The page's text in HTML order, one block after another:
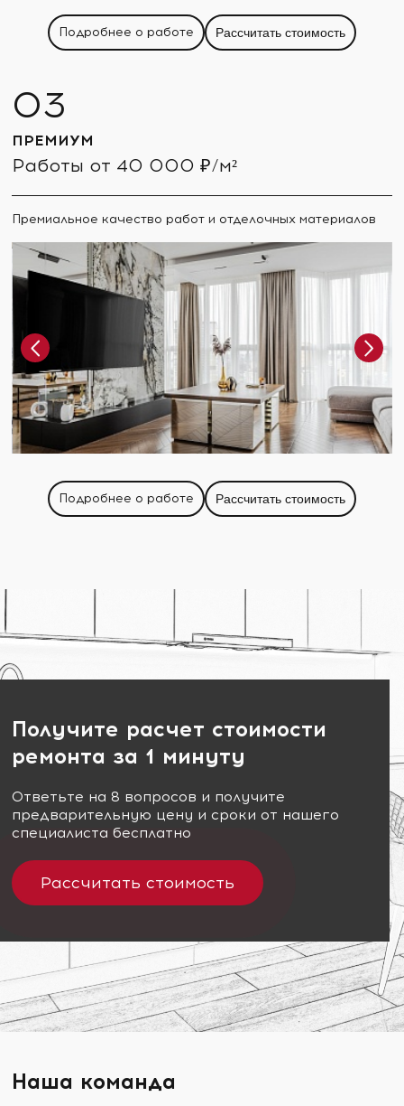
Подробнее о работе Рассчитать стоимость
ПРЕМИУМ
Работы от 40 000 ₽/м²
Премиальное качество работ и отделочных материалов
Подробнее о работе Рассчитать стоимость
Получите расчет стоимости
ремонта за 1 минуту
Ответьте на 8 вопросов и получите
предварительную цену и сроки от нашего
специалиста бесплатно
Рассчитать стоимость
Наша команда